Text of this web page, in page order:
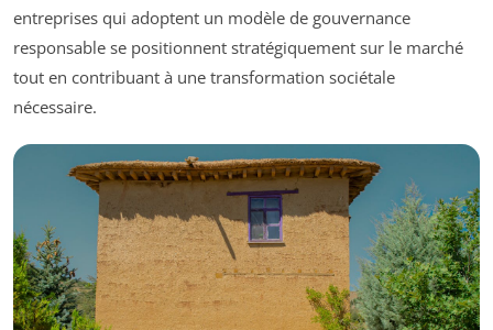
entreprises qui adoptent un modèle de gouvernance
responsable se positionnent stratégiquement sur le marché
tout en contribuant à une transformation sociétale
nécessaire.